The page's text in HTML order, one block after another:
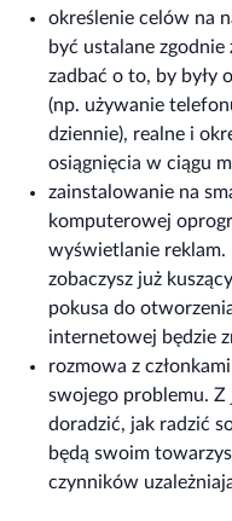
określenie celów na
być ustalane zgodnie
zadbać o to, by były
(np. używanie
dziennie), realne i
osiągnięcia w ciągu
zainstalowanie na
komputerowej
wyświetlanie reklam.
zobaczysz już
pokusa do
internetowej będzie
rozmowa z
swojego problemu.
doradzić, jak radzić
będą swoim
czynników